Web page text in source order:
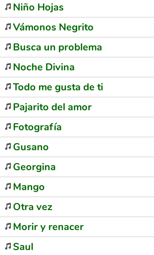
Niño Hojas
Vámonos Negrito
Busca un problema
Noche Divina
Todo me gusta de ti
Pajarito del amor
Fotografía
Gusano
Georgina
Mango
Otra vez
Morir y renacer
Saul